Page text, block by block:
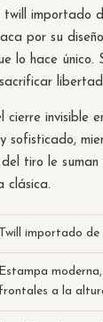
twill importado
por su
lo hace único.
libertad
cierre invisible
sofisticado,
tiro le
clásica.
Twill importado
Estampa
frontales a la